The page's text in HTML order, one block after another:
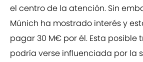
el centro de la atención. Sin
Múnich ha mostrado interés y
pagar 30 M€ por él. Esta posible
podría verse influenciada por la